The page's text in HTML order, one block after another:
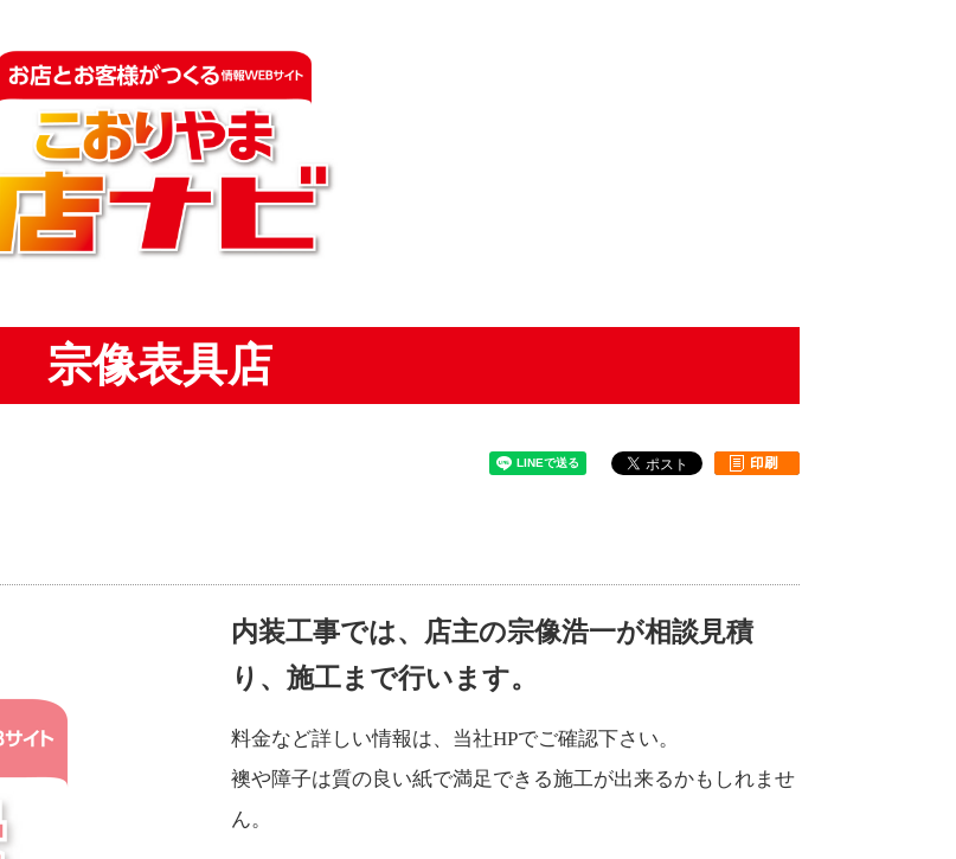
宗像表具店
内装工事では、店主の宗像浩一が相談見積
り、施工まで行います。
料金など詳しい情報は、当社HPでご確認下さい。
襖や障子は質の良い紙で満足できる施工が出来るかもしれませ
ん。